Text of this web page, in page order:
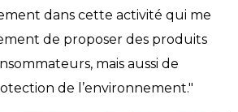
dans cette activité qui me
de proposer des produits
mais aussi de
de l’environnement."